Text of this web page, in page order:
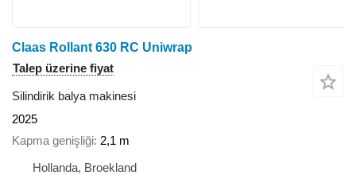
Claas Rollant 630 RC Uniwrap
Talep üzerine fiyat
Silindirik balya makinesi
2025
Kapma genişliği 2,1 m
Hollanda, Broekland